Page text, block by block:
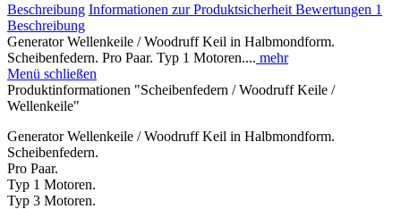
Beschreibung Informationen zur Produktsicherheit Bewertungen 1
Beschreibung
Generator Wellenkeile / Woodruff Keil in Halbmondform.
Scheibenfedern. Pro Paar. Typ 1 Motoren.... mehr
Menü schließen
Produktinformationen "Scheibenfedern / Woodruff Keile /
Wellenkeile"
Generator Wellenkeile / Woodruff Keil in Halbmondform.
Scheibenfedern.
Pro Paar.
Typ 1 Motoren.
Typ 3 Motoren.